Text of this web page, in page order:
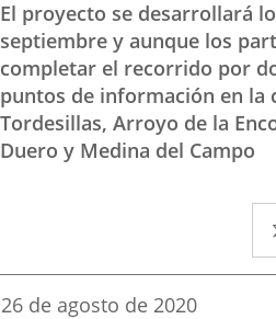
El proyecto se desarrollará
septiembre y aunque los
completar el recorrido por
puntos de información en la
Tordesillas, Arroyo de la
Duero y Medina del Campo
Fecha
26 de agosto de 2020